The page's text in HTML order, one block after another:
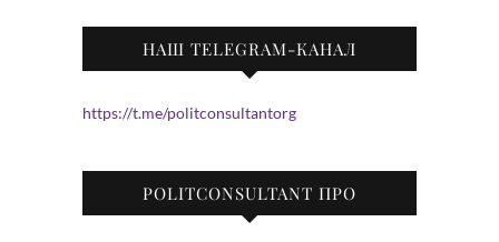
НАШ TELEGRAM-КАНАЛ
https://t.me/politconsultantorg
POLITCONSULTANT ПРО